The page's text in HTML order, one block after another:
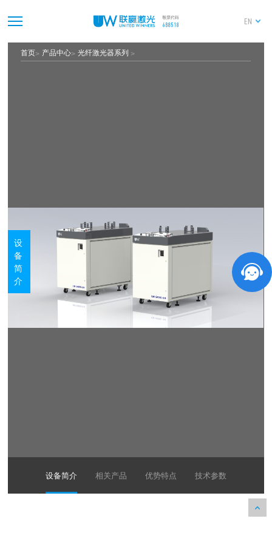
EN
首页 产品中心 光纤激光器系列
设
备
简
介
设备简介 相关产品 优势特点 技术参数